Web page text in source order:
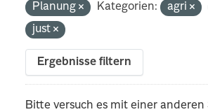
Planung
Kategorien: agri
just
Ergebnisse filtern
Bitte versuch es mit einer anderen